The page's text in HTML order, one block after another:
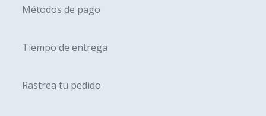
Métodos de pago
Tiempo de entrega
Rastrea tu pedido